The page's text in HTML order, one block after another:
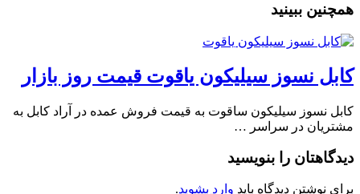
همچنین ببینید
کابل نسوز سیلیکون یاقوت قیمت روز بازار
کابل نسوز سیلیکون ساقوت به قیمت فروش عمده در آراد کابل به
مشتریان در سراسر …
دیدگاهتان را بنویسید
برای نوشتن دیدگاه باید وارد بشوید.